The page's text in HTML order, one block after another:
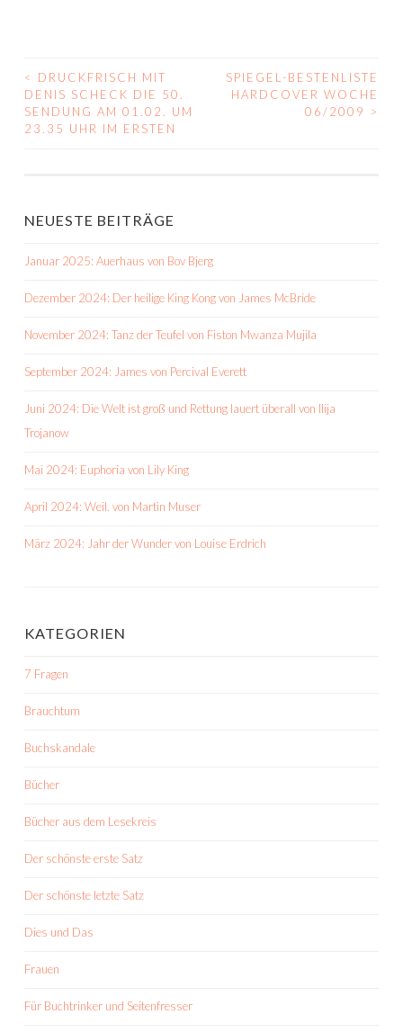
BEITRAGS-
NAVIGATION
<
DRUCKFRISCH MIT
DENIS SCHECK DIE 50.
SENDUNG AM 01.02. UM
23.35 UHR IM ERSTEN
SPIEGEL-BESTENLISTE
HARDCOVER WOCHE
06/2009
>
NEUESTE BEITRÄGE
Januar 2025: Auerhaus von Bov Bjerg
Dezember 2024: Der heilige King Kong von James McBride
November 2024: Tanz der Teufel von Fiston Mwanza Mujila
September 2024: James von Percival Everett
Juni 2024: Die Welt ist groß und Rettung lauert überall von Ilija
Trojanow
Mai 2024: Euphoria von Lily King
April 2024: Weil. von Martin Muser
März 2024: Jahr der Wunder von Louise Erdrich
KATEGORIEN
7 Fragen
Brauchtum
Buchskandale
Bücher
Bücher aus dem Lesekreis
Der schönste erste Satz
Der schönste letzte Satz
Dies und Das
Frauen
Für Buchtrinker und Seitenfresser